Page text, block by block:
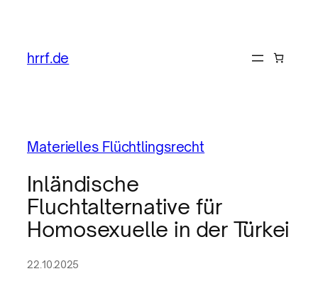
hrrf.de
Materielles Flüchtlingsrecht
Inländische
Fluchtalternative für
Homosexuelle in der Türkei
22.10.2025